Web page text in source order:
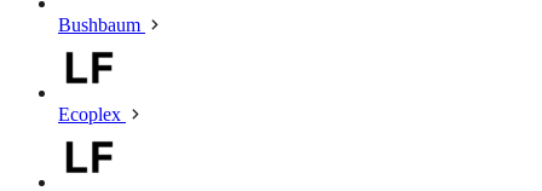
Bushbaum
Ecoplex